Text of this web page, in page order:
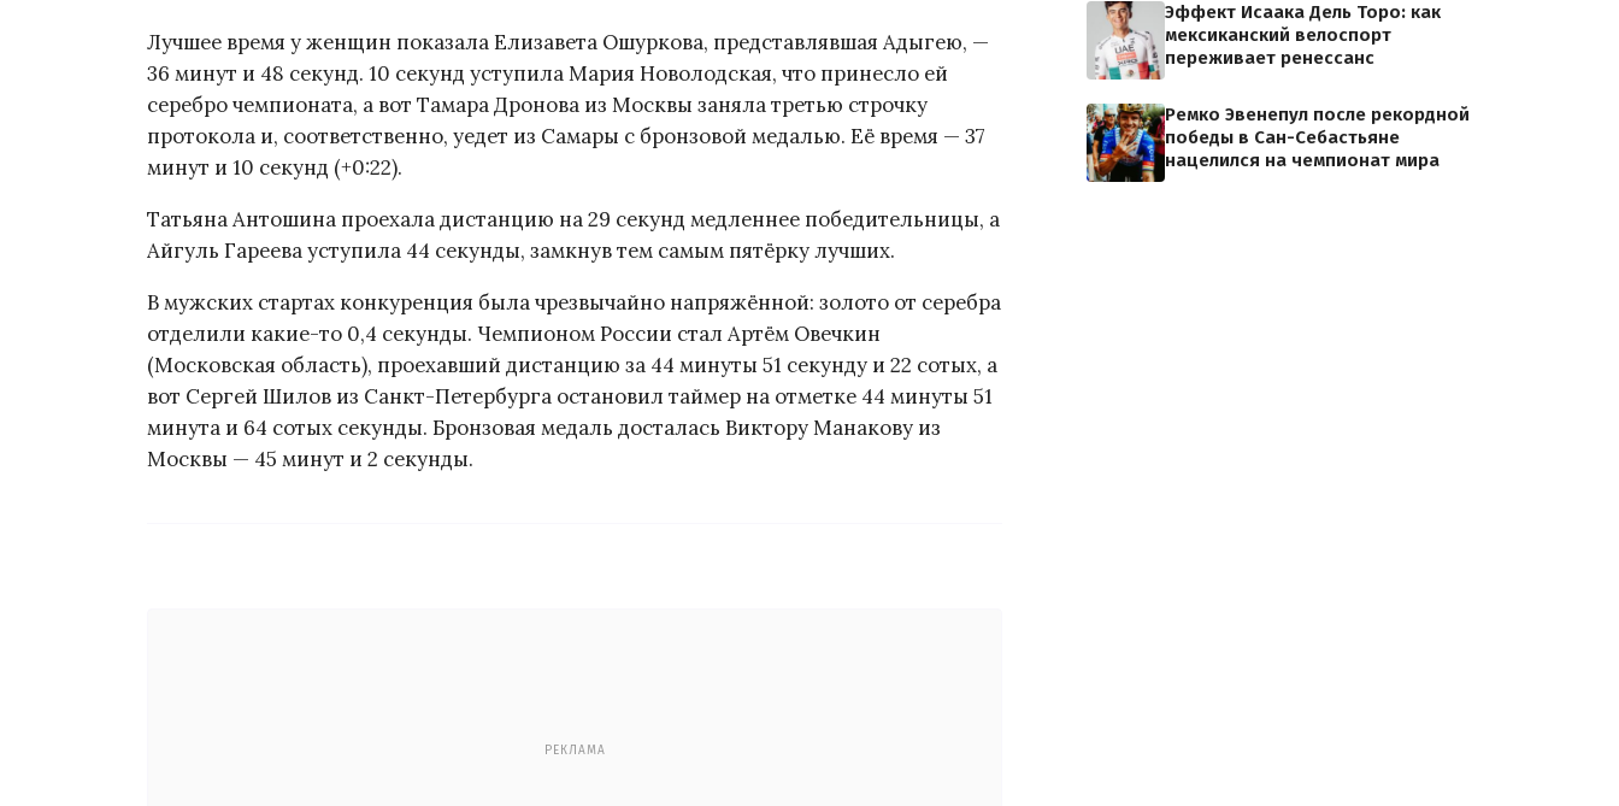
Лучшее время у женщин показала Елизавета Ошуркова, представлявшая Адыгею, —
36 минут и 48 секунд. 10 секунд уступила Мария Новолодская, что принесло ей
серебро чемпионата, а вот Тамара Дронова из Москвы заняла третью строчку
протокола и, соответственно, уедет из Самары с бронзовой медалью. Её время — 37
минут и 10 секунд (+0:22).
Татьяна Антошина проехала дистанцию на 29 секунд медленнее победительницы, а
Айгуль Гареева уступила 44 секунды, замкнув тем самым пятёрку лучших.
В мужских стартах конкуренция была чрезвычайно напряжённой: золото от серебра
отделили какие-то 0,4 секунды. Чемпионом России стал Артём Овечкин
(Московская область), проехавший дистанцию за 44 минуты 51 секунду и 22 сотых, а
вот Сергей Шилов из Санкт-Петербурга остановил таймер на отметке 44 минуты 51
минута и 64 сотых секунды. Бронзовая медаль досталась Виктору Манакову из
Москвы — 45 минут и 2 секунды.
РЕКЛАМА
Эффект Исаака Дель Торо: как
мексиканский велоспорт
переживает ренессанс
Ремко Эвенепул после рекордной
победы в Сан-Себастьяне
нацелился на чемпионат мира